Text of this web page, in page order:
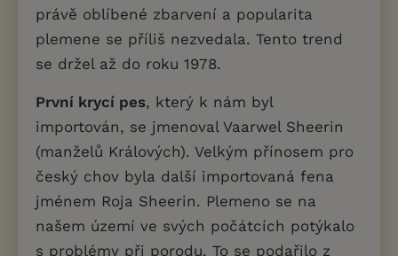
právě oblíbené zbarvení a popularita
plemene se příliš nezvedala. Tento trend
se držel až do roku 1978.
První krycí pes, který k nám byl
importován, se jmenoval Vaarwel Sheerin
(manželů Králových). Velkým přínosem pro
český chov byla další importovaná fena
jménem Roja Sheerin. Plemeno se na
našem území ve svých počátcích potýkalo
s problémy při porodu. To se podařilo z